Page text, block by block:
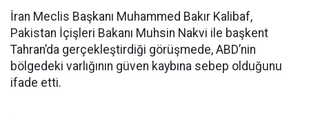
İran Meclis Başkanı Muhammed Bakır Kalibaf,
Pakistan İçişleri Bakanı Muhsin Nakvi ile başkent
Tahran’da gerçekleştirdiği görüşmede, ABD’nin
bölgedeki varlığının güven kaybına sebep olduğunu
ifade etti.